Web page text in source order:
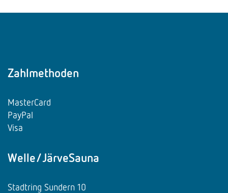
Zahlmethoden
MasterCard
PayPal
Visa
Welle/JärveSauna
Stadtring Sundern 10